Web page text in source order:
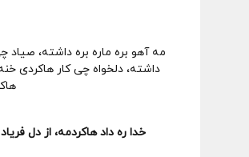
مه آهو بره ماره بره داشته،
داشته، دلخواه چی کار هاکردی
خدا ره داد هاکردمه، از دل